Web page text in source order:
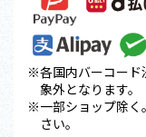
※各国内バーコード
象外となります。
※一部ショップ除く
さい。